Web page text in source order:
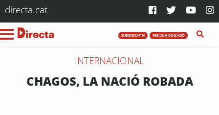
directa.cat
SUBSCRIU-T'HI FES UNA DONACIÓ
INTERNACIONAL
CHAGOS, LA NACIÓ ROBADA